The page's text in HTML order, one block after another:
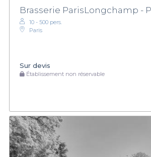
Brasserie ParisLongchamp -
10 - 500 pers.
Paris
Sur devis
Établissement non réservable